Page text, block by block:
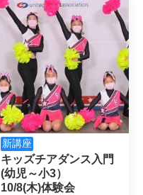
新講座
キッズチアダンス入門
(幼児～小3）
10/8(木)体験会